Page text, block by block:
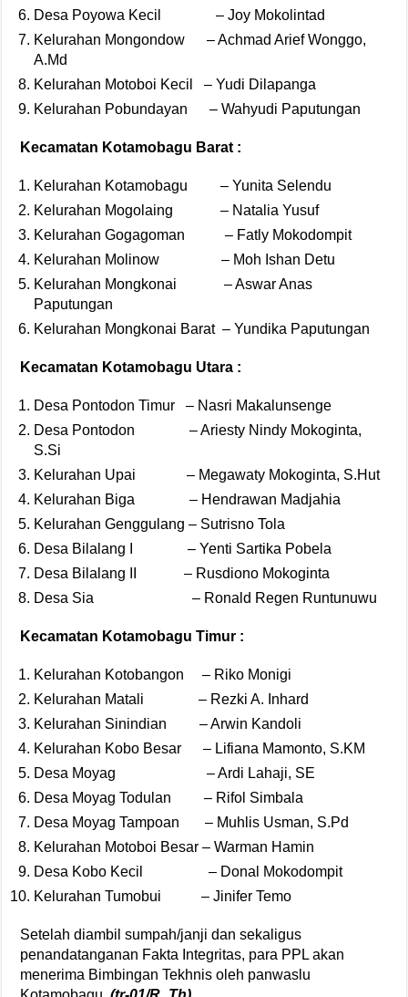
Desa Poyowa Kecil – Joy Mokolintad
Kelurahan Mongondow – Achmad Arief Wonggo,
A.Md
Kelurahan Motoboi Kecil – Yudi Dilapanga
Kelurahan Pobundayan – Wahyudi Paputungan
Kecamatan Kotamobagu Barat :
Kelurahan Kotamobagu – Yunita Selendu
Kelurahan Mogolaing – Natalia Yusuf
Kelurahan Gogagoman – Fatly Mokodompit
Kelurahan Molinow – Moh Ishan Detu
Kelurahan Mongkonai – Aswar Anas
Paputungan
Kelurahan Mongkonai Barat – Yundika Paputungan
Kecamatan Kotamobagu Utara :
Desa Pontodon Timur – Nasri Makalunsenge
Desa Pontodon – Ariesty Nindy Mokoginta,
S.Si
Kelurahan Upai – Megawaty Mokoginta, S.Hut
Kelurahan Biga – Hendrawan Madjahia
Kelurahan Genggulang – Sutrisno Tola
Desa Bilalang I – Yenti Sartika Pobela
Desa Bilalang II – Rusdiono Mokoginta
Desa Sia – Ronald Regen Runtunuwu
Kecamatan Kotamobagu Timur :
Kelurahan Kotobangon – Riko Monigi
Kelurahan Matali – Rezki A. Inhard
Kelurahan Sinindian – Arwin Kandoli
Kelurahan Kobo Besar – Lifiana Mamonto, S.KM
Desa Moyag – Ardi Lahaji, SE
Desa Moyag Todulan – Rifol Simbala
Desa Moyag Tampoan – Muhlis Usman, S.Pd
Kelurahan Motoboi Besar – Warman Hamin
Desa Kobo Kecil – Donal Mokodompit
Kelurahan Tumobui – Jinifer Temo
Setelah diambil sumpah/janji dan sekaligus
penandatanganan Fakta Integritas, para PPL akan
menerima Bimbingan Tekhnis oleh panwaslu